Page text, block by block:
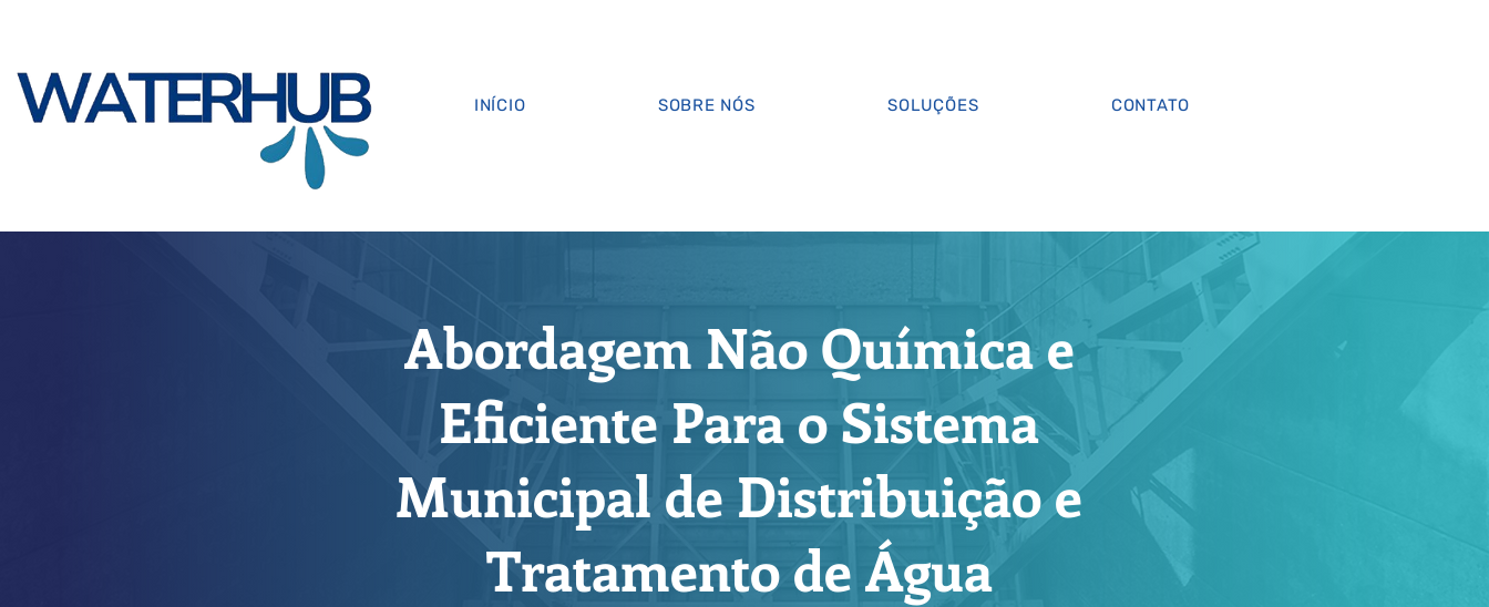
INÍCIO SOBRE NÓS SOLUÇÕES CONTATO
Abordagem Não Química e
Eficiente Para o Sistema
Municipal de Distribuição e
Tratamento de Água